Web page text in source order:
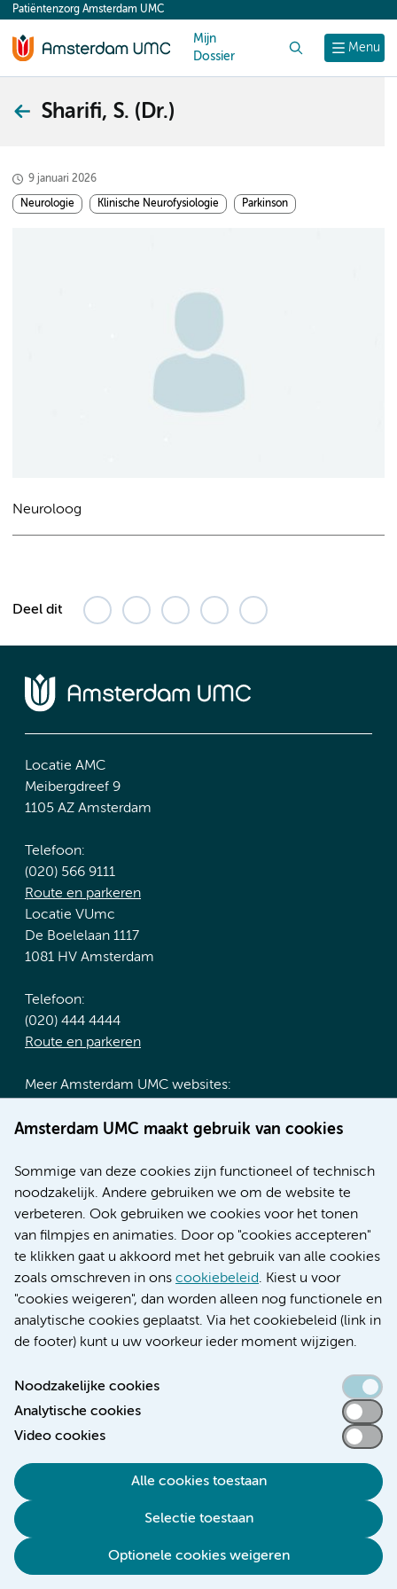
content
Menu
Patiëntenzorg Amsterdam UMC
Mijn
Dossier
Sharifi, S. (Dr.)
9 januari 2026
Neurologie Klinische Neurofysiologie Parkinson
Neuroloog
Deel dit
Amsterdam UMC maakt gebruik van cookies
Sommige van deze cookies zijn functioneel of technisch
noodzakelijk. Andere gebruiken we om de website te
verbeteren. Ook gebruiken we cookies voor het tonen
van filmpjes en animaties. Door op "cookies accepteren"
te klikken gaat u akkoord met het gebruik van alle cookies
zoals omschreven in ons cookiebeleid. Kiest u voor
"cookies weigeren", dan worden alleen nog functionele en
analytische cookies geplaatst. Via het cookiebeleid (link in
de footer) kunt u uw voorkeur ieder moment wijzigen.
Noodzakelijke cookies
Analytische cookies
Video cookies
Alle cookies toestaan
Selectie toestaan
Optionele cookies weigeren
Locatie AMC
Meibergdreef 9
1105 AZ Amsterdam
Telefoon:
(020) 566 9111
Route en parkeren
Locatie VUmc
De Boelelaan 1117
1081 HV Amsterdam
Telefoon:
(020) 444 4444
Route en parkeren
Meer Amsterdam UMC websites:
Werken bij Amsterdam UMC
Nieuws
Research
Educatie locatie AMC
Educatie locatie VUmc
Verwijzen & diagnostiek
Toegankelijkheidsverklaring
Responsible disclosure
Algemene privacyverklaring